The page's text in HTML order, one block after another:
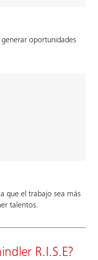
oportunidades
que el trabajo sea más
talentos.
R.I.S.E?